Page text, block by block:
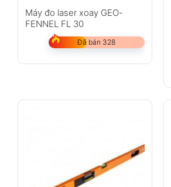
Máy đo laser xoay GEO-
FENNEL FL 30
Đã bán 328